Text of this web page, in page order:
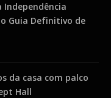
Independência
Guia Definitivo de
da casa com palco
Hall